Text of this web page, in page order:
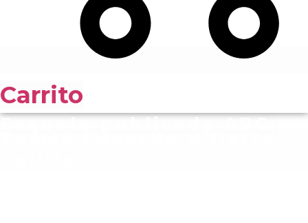
Carrito